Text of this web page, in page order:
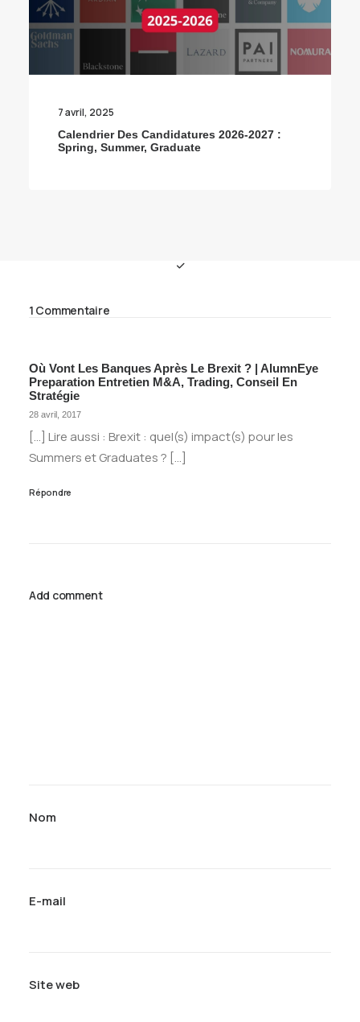
7 avril, 2025
Calendrier Des Candidatures 2026-2027 :
Spring, Summer, Graduate
1 Commentaire
Où Vont Les Banques Après Le Brexit ? | AlumnEye
Preparation Entretien M&A, Trading, Conseil En
Stratégie
28 avril, 2017
[…] Lire aussi : Brexit : quel(s) impact(s) pour les
Summers et Graduates ? […]
Répondre
Add comment
Nom
E-mail
Site web